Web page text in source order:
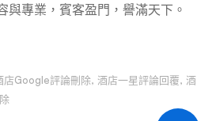
與專業，賓客盈門，譽滿天下。
店Google評論刪除, 酒店一星評論回覆, 酒